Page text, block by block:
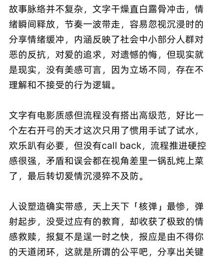
故事脉络并不复杂，文字干燥直白露骨冲击，情
绪瞬间释放，节奏一波带走，容易忽视沉浸时的
分享情绪缓冲，内涵反映了社会中小部分人群对
恶的反抗，对爱的追求，对遗憾的悔，但现实就
是现实，没有美感可言，因为立场不同，存在不
理解和不接受的行为逻辑。
文字有电影质感但流程没有搭出高级范，好比一
个左右开弓的天才这次只用了惯用手试了试水，
欢乐趴有必要，但没有call back，流程推进硬控
感很强，矛盾和误会都在视角差里一锅乱炖上菜
了，最后转切爱情沉浸猝不及防。
人设塑造确实带感，天上天下「核弹」最惨，弹
射起步，没受过应有的教育，却收获了极致的情
感救赎，报复不是逞一时之快，报应是由不得你
的天道闭环，这就是所谓的公平吧，分享出关键